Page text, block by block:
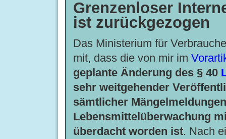
Grenzenloser
ist zurückgezogen
Das Ministerium für
mit, dass die von mir im
geplante Änderung des § 40
sehr weitgehender
sämtlicher
Lebensmittelüberwachung
überdacht worden ist. Nach